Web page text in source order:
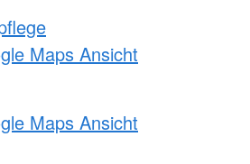
Maps Ansicht
Maps Ansicht